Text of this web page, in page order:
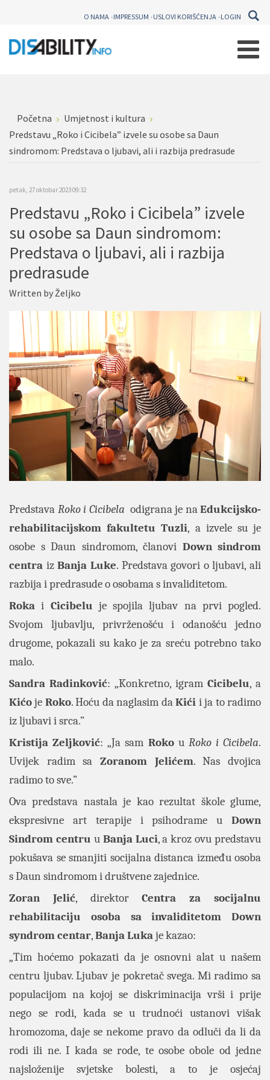
O NAMA IMPRESSUM USLOVI KORIŠĆENJA LOGIN
Početna
Umjetnost i kultura
Predstavu „Roko i Cicibela” izvele su osobe sa Daun
sindromom: Predstava o ljubavi, ali i razbija predrasude
petak, 27 oktobar 2023 09:32
Predstavu „Roko i Cicibela” izvele
su osobe sa Daun sindromom:
Predstava o ljubavi, ali i razbija
predrasude
Written byŽeljko
Predstava Roko i Cicibela odigrana je naEdukcijsko-
rehabilitacijskom fakultetu Tuzli, a izvele su je
osobe s Daun sindromom, članovi Down sindrom
centra izBanja Luke. Predstava govori o ljubavi, ali
razbija i predrasude o osobama s invaliditetom.
Roka i Cicibelu je spojila ljubav na prvi pogled.
Svojom ljubavlju, privrženošću i odanošću jedno
drugome, pokazali su kako je za sreću potrebno tako
malo.
Sandra Radinković: „Konkretno, igram Cicibelu, a
Kićoje Roko. Hoću da naglasim daKići i ja to radimo
iz ljubavi i srca.”
Kristija Zeljković: „Ja sam Rokou Roko i Cicibela.
Uvijek radim sa Zoranom Jelićem. Nas dvojica
radimo to sve.”
Ova predstava nastala je kao rezultat škole glume,
ekspresivne art terapije i psihodrame u Down
Sindrom centru u Banja Luci, a kroz ovu predstavu
pokušava se smanjiti socijalna distanca između osoba
s Daun sindromom i društvene zajednice.
Zoran Jelić, direktorCentra za socijalnu
rehabilitaciju osoba sa invaliditetom Down
syndrom centar,Banja Lukaje kazao:
„Tim hoćemo pokazati da je osnovni alat u našem
centru ljubav. Ljubav je pokretač svega. Mi radimo sa
populacijom na kojoj se diskriminacija vrši i prije
nego se rodi, kada se u trudnoći ustanovi višak
hromozoma, daje se nekome pravo da odluči da li da
rodi ili ne. I kada se rode, te osobe obole od jedne
najsloženije svjetske bolesti, a to je osjećaj